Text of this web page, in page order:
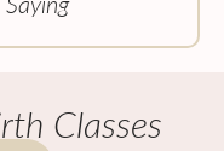
Classes